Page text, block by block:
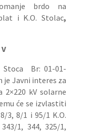
brdo na
i K.O. Stolac,
Stoca Br: 01-01-
je Javni interes za
2×220 kV solarne
će se izvlastiti
3, 8/1 i 95/1 K.O.
1, 344, 325/1,